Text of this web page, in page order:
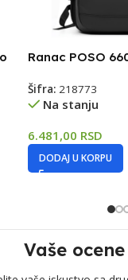
Ranac POSO
Šifra: 218773
Na stanju
6.481,00 RSD
DODAJ U KORPU
Vaše